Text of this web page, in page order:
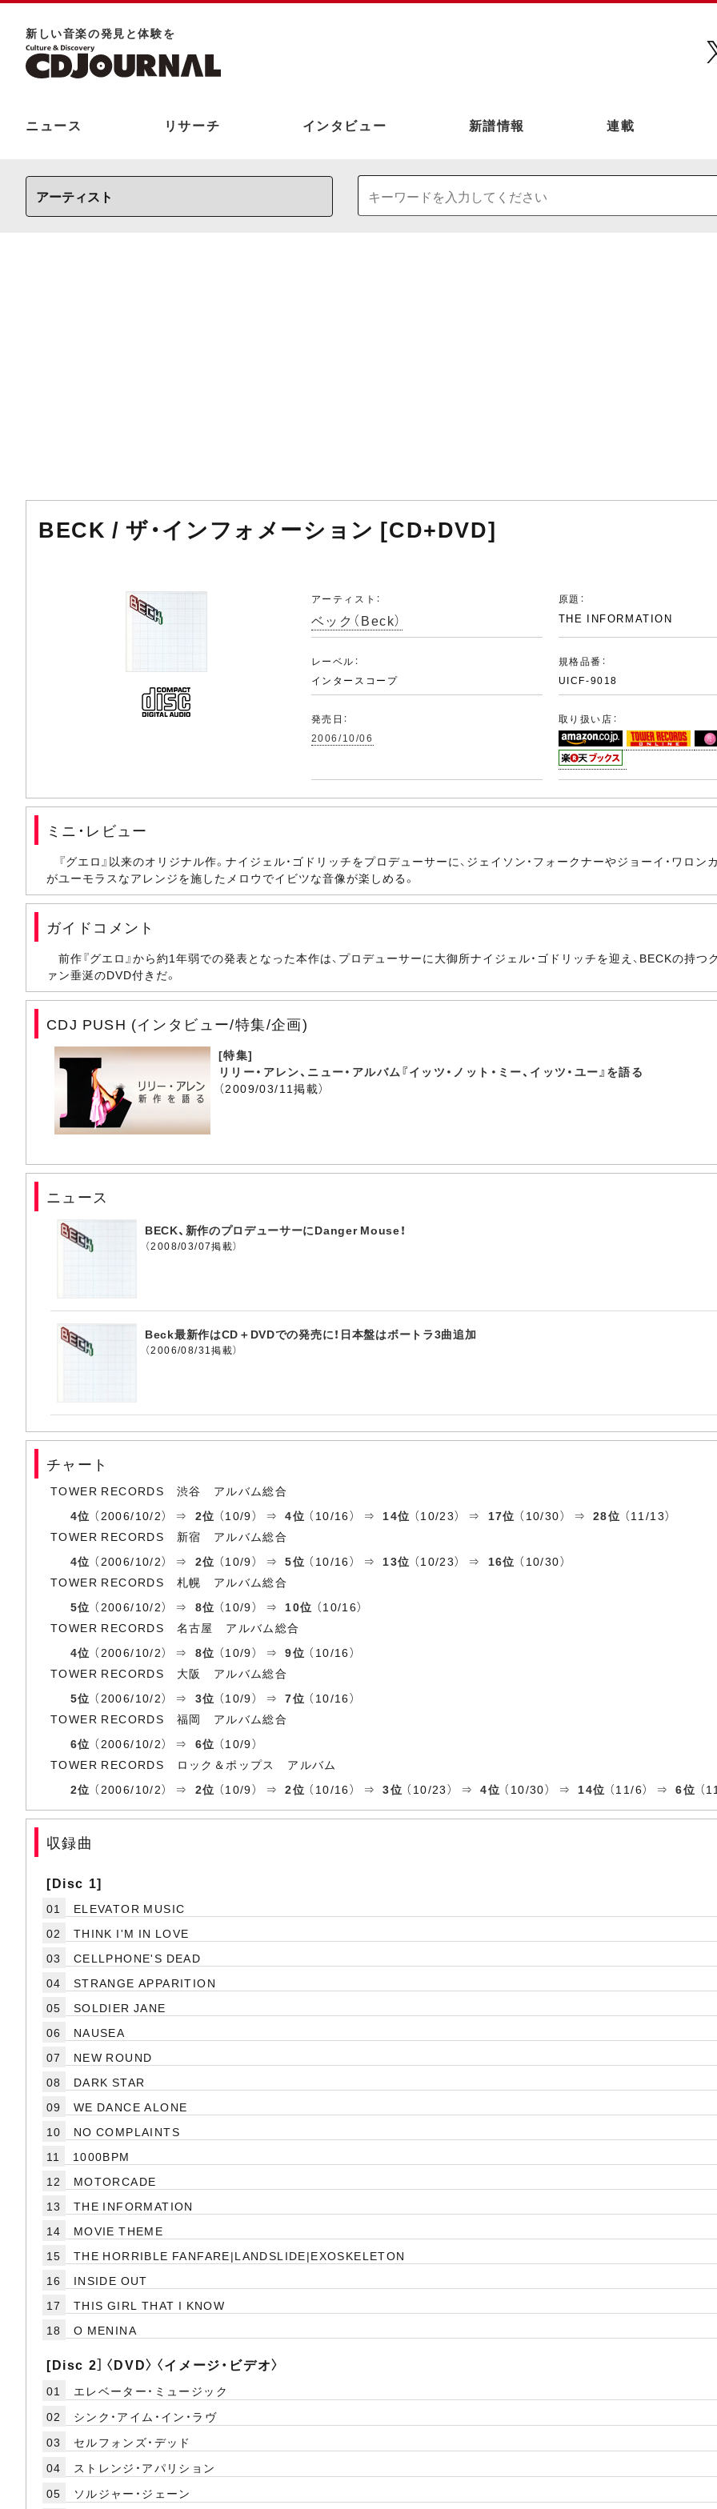
新しい⾳楽の発⾒と体験を
ニュース リサーチ インタビュー 新譜情報 連載
BECK / ザ・インフォメーション [CD+DVD]
アーティスト：
ベック（Beck）
原題：
THE INFORMATION
レーベル：
インタースコープ
規格品番：
UICF-9018
発売日：
2006/10/06
取り扱い店：
ミニ・レビュー
『グエロ』以来のオリジナル作。ナイジェル・ゴドリッチをプロデューサーに、ジェイソン・フォークナーやジョーイ・ワロ
がユーモラスなアレンジを施したメロウでイビツな音像が楽しめる。
ガイドコメント
前作『グエロ』から約1年弱での発表となった本作は、プロデューサーに大御所ナイジェル・ゴドリッチを迎え、BECKの持
ァン垂涎のDVD付きだ。
CDJ PUSH (インタビュー/特集/企画)
[特集]
リリー・アレン、ニュー・アルバム『イッツ・ノット・ミー、イッツ・ユー』を語る
（2009/03/11掲載）
ニュース
BECK、新作のプロデューサーにDanger Mouse！
（2008/03/07掲載）
Beck最新作はCD＋DVDでの発売に！日本盤はボートラ3曲追加
（2006/08/31掲載）
チャート
TOWER RECORDS 渋谷 アルバム総合
4位 （2006/10/2） ⇒ 2位 （10/9） ⇒4位 （10/16） ⇒ 14位 （10/23） ⇒ 17位 （10/30） ⇒28位 （11/13）
TOWER RECORDS 新宿 アルバム総合
4位 （2006/10/2） ⇒ 2位 （10/9） ⇒5位 （10/16） ⇒ 13位 （10/23） ⇒ 16位 （10/30）
TOWER RECORDS 札幌 アルバム総合
5位 （2006/10/2） ⇒ 8位 （10/9） ⇒ 10位 （10/16）
TOWER RECORDS 名古屋 アルバム総合
4位 （2006/10/2） ⇒ 8位 （10/9） ⇒9位 （10/16）
TOWER RECORDS 大阪 アルバム総合
5位 （2006/10/2） ⇒ 3位 （10/9） ⇒7位 （10/16）
TOWER RECORDS 福岡 アルバム総合
6位 （2006/10/2） ⇒ 6位 （10/9）
TOWER RECORDS ロック＆ポップス アルバム
2位 （2006/10/2） ⇒ 2位 （10/9） ⇒2位 （10/16） ⇒3位 （10/23） ⇒4位 （10/30） ⇒ 14位 （11/6） ⇒6位 （
収録曲
[Disc 1]
01
ELEVATOR MUSIC
02
THINK I'M IN LOVE
03
CELLPHONE'S DEAD
04
STRANGE APPARITION
05
SOLDIER JANE
06
NAUSEA
07
NEW ROUND
08
DARK STAR
09
WE DANCE ALONE
10
NO COMPLAINTS
11
1000BPM
12
MOTORCADE
13
THE INFORMATION
14
MOVIE THEME
15
THE HORRIBLE FANFARE|LANDSLIDE|EXOSKELETON
16
INSIDE OUT
17
THIS GIRL THAT I KNOW
18
O MENINA
[Disc 2］〈DVD〉〈イメージ・ビデオ〉
01
エレベーター・ミュージック
02
シンク・アイム・イン・ラヴ
03
セルフォンズ・デッド
04
ストレンジ・アパリション
05
ソルジャー・ジェーン